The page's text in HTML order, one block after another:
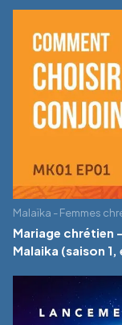
Malaïka - Femmes
Mariage chrétien
Malaika (saison 1,